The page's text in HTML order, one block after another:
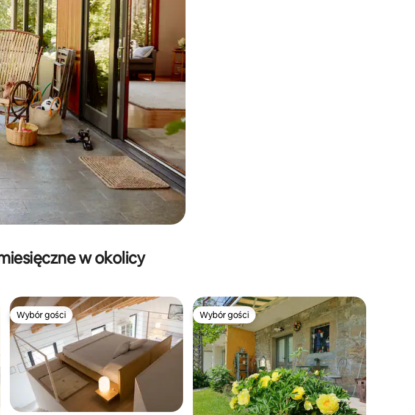
w górę i w dół lub przeglądać je za pomocą gestów dotykowych lub przesuwania.
w okolicy
Wybór gości
Wybór gości Wybór gości
Wybór gości